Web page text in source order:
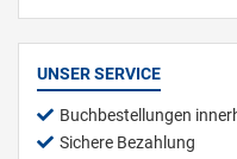
UNSER SERVICE
Buchbestellungen
Sichere Bezahlung